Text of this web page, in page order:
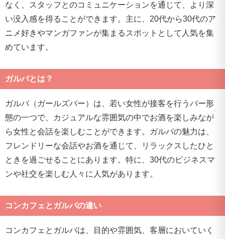
なく、スタッフとのコミュニケーションを通じて、より深
い没入感を得ることができます。主に、20代から30代のア
ニメ好きやマンガファンが集まるスポットとして人気を集
めています。
ガルバとは？
ガルバ（ガールズバー）は、若い女性が接客を行うバー形
態の一つで、カジュアルな雰囲気の中でお酒を楽しみなが
ら女性と会話を楽しむことができます。ガルバの魅力は、
フレンドリーな会話やお酒を通じて、リラックスしたひと
ときを過ごせることにあります。特に、30代のビジネスマ
ンや社交を楽しむ人々に人気があります。
コンカフェとガルバの違い
コンカフェとガルバは、目的や雰囲気、客層においていく